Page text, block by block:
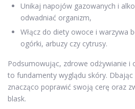
Unikaj napojów gazowanych i
odwadniać organizm,
Włącz do diety owoce i warzywa
ogórki, arbuzy czy cytrusy.
Podsumowując, zdrowe odżywianie i
to fundamenty wyglądu skóry.
znacząco poprawić swoją cerę oraz
blask.